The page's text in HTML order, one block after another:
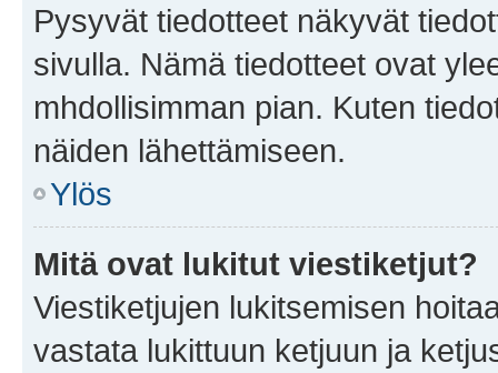
Pysyvät tiedotteet näkyvät
sivulla. Nämä tiedotteet ovat
mhdollisimman pian. Kuten
näiden lähettämiseen.
Ylös
Mitä ovat lukitut viestiketjut?
Viestiketjujen lukitsemisen
vastata lukittuun ketjuun ja